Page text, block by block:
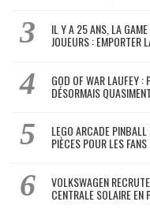
IL Y A 25 ANS, LA
JOUEURS : EMPORTER
GOD OF WAR LAUFEY
DÉSORMAIS
LEGO ARCADE
PIÈCES POUR LES
VOLKSWAGEN
CENTRALE SOLAIRE EN